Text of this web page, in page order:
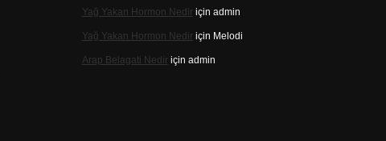
Yağ Yakan Hormon Nediriçin admin
Yağ Yakan Hormon Nediriçin Melodi
Arap Belagati Nediriçin admin